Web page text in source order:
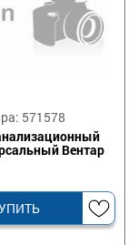
571578
Вентар